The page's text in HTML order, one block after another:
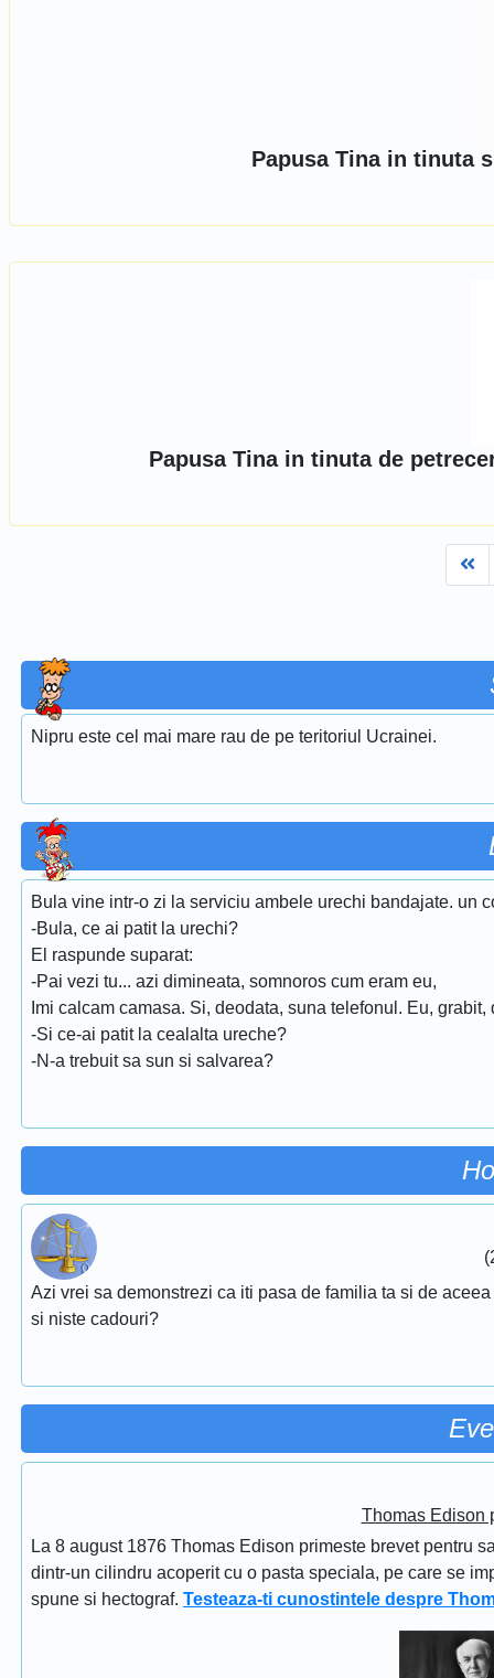
Papusa Tina in tinuta
Papusa Tina in tinuta de
Nipru este cel mai mare rau de pe teritoriul Ucrainei.
Bula vine intr-o zi la serviciu ambele urechi bandajate. un
-Bula, ce ai patit la urechi?
El raspunde suparat:
-Pai vezi tu... azi dimineata, somnoros cum eram eu,
Imi calcam camasa. Si, deodata, suna telefonul. Eu,
-Si ce-ai patit la cealalta ureche?
-N-a trebuit sa sun si salvarea?
Azi vrei sa demonstrezi ca iti pasa de familia ta si de
si niste cadouri?
Thomas Edison
La 8 august 1876 Thomas Edison primeste brevet pentru
dintr-un cilindru acoperit cu o pasta speciala, pe care se
spune si hectograf. Testeaza-ti cunostintele despre